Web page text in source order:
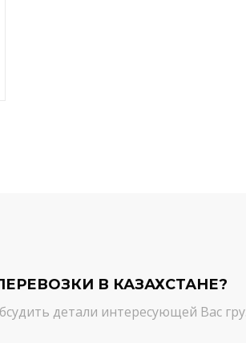
В КАЗАХСТАНЕ?
детали интересующей Вас